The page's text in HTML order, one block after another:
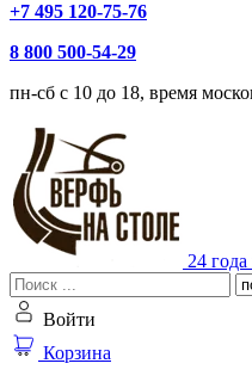
+7 495 120-75-76
8 800 500-54-29
пн-сб с 10 до 18, время
24
Войти
Корзина